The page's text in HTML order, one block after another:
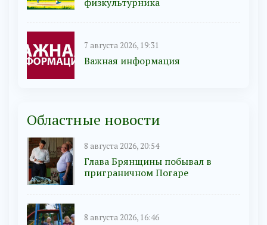
7 августа 2026, 19:31
Важная информация
Областные новости
8 августа 2026, 20:54
Глава Брянщины побывал в
приграничном Погаре
8 августа 2026, 16:46